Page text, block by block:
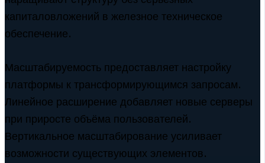
капиталовложений в железное техническое
обеспечение.
Масштабируемость предоставляет настройку
платформы к трансформирующимся запросам.
Линейное расширение добавляет новые серверы
при приросте объёма пользователей.
Вертикальное масштабирование усиливает
возможности существующих элементов.